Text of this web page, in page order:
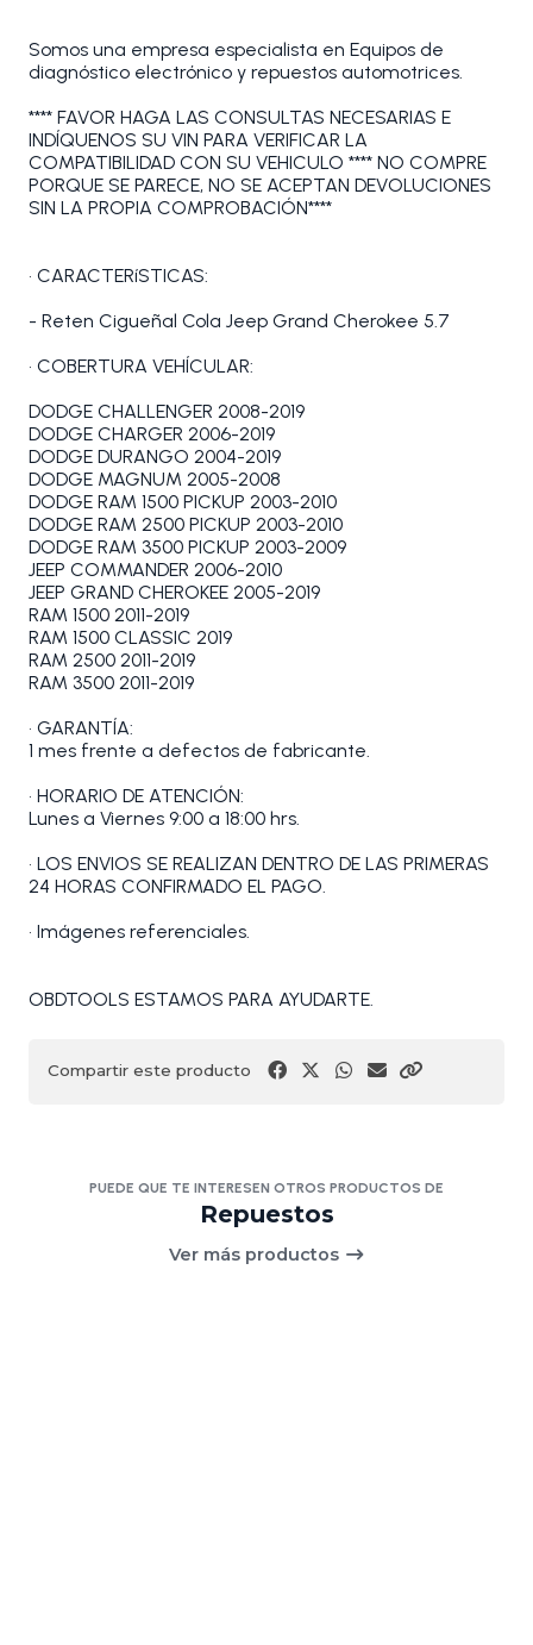
Somos una empresa especialista en Equipos de
diagnóstico electrónico y repuestos automotrices.
**** FAVOR HAGA LAS CONSULTAS NECESARIAS E
INDÍQUENOS SU VIN PARA VERIFICAR LA
COMPATIBILIDAD CON SU VEHICULO **** NO COMPRE
PORQUE SE PARECE, NO SE ACEPTAN DEVOLUCIONES
SIN LA PROPIA COMPROBACIÓN****
• CARACTERíSTICAS:
- Reten Cigueñal Cola Jeep Grand Cherokee 5.7
• COBERTURA VEHÍCULAR:
DODGE CHALLENGER 2008-2019
DODGE CHARGER 2006-2019
DODGE DURANGO 2004-2019
DODGE MAGNUM 2005-2008
DODGE RAM 1500 PICKUP 2003-2010
DODGE RAM 2500 PICKUP 2003-2010
DODGE RAM 3500 PICKUP 2003-2009
JEEP COMMANDER 2006-2010
JEEP GRAND CHEROKEE 2005-2019
RAM 1500 2011-2019
RAM 1500 CLASSIC 2019
RAM 2500 2011-2019
RAM 3500 2011-2019
• GARANTÍA:
1 mes frente a defectos de fabricante.
• HORARIO DE ATENCIÓN:
Lunes a Viernes 9:00 a 18:00 hrs.
• LOS ENVIOS SE REALIZAN DENTRO DE LAS PRIMERAS
24 HORAS CONFIRMADO EL PAGO.
• Imágenes referenciales.
OBDTOOLS ESTAMOS PARA AYUDARTE.
Compartir este producto
PUEDE QUE TE INTERESEN OTROS PRODUCTOS DE
Repuestos
Ver más productos